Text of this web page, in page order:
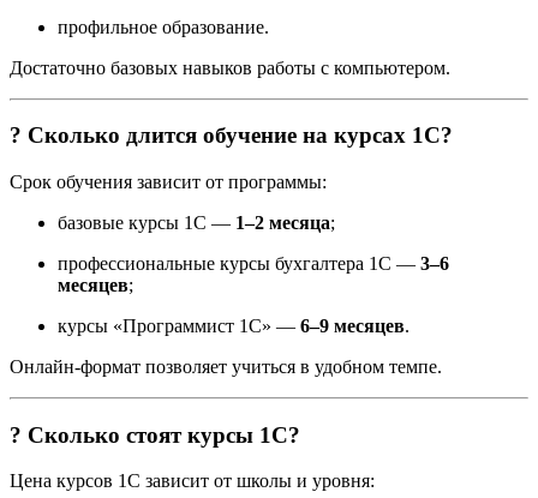
профильное образование.
Достаточно базовых навыков работы с компьютером.
? Сколько длится обучение на курсах 1С?
Срок обучения зависит от программы:
базовые курсы 1С — 1–2 месяца;
профессиональные курсы бухгалтера 1С — 3–6
месяцев;
курсы «Программист 1С» — 6–9 месяцев.
Онлайн-формат позволяет учиться в удобном темпе.
? Сколько стоят курсы 1С?
Цена курсов 1С зависит от школы и уровня: